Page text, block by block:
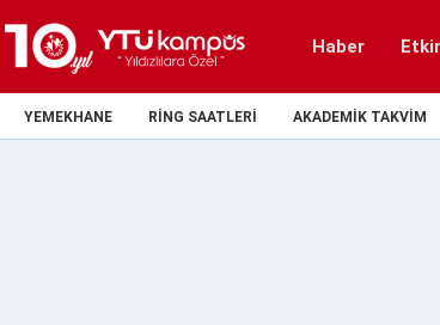
Haber
YEMEKHANE RING SAATLERI AKADEMIK TAKVIM